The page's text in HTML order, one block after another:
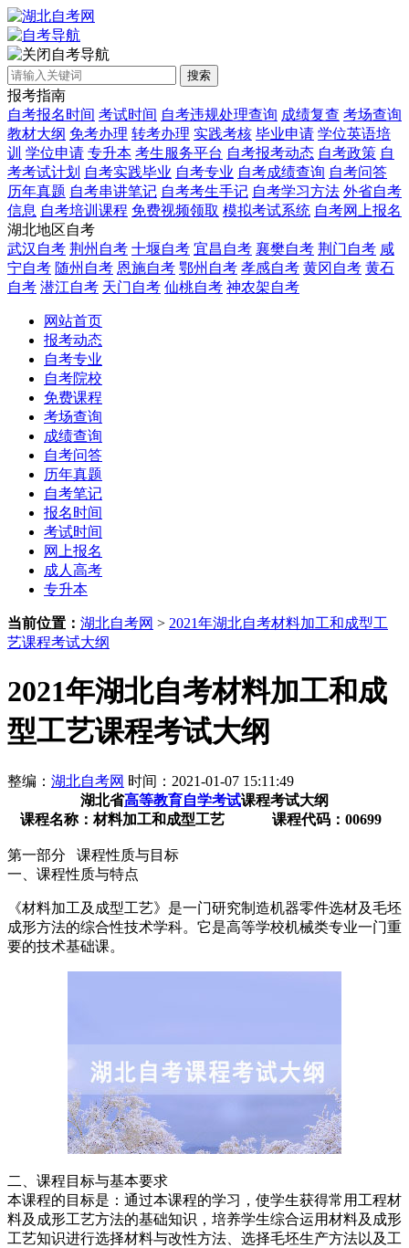
自考导航
搜索
报考指南
自考报名时间 考试时间 自考违规处理查询 成绩复查 考场查询
教材大纲 免考办理 转考办理 实践考核 毕业申请 学位英语培
训 学位申请 专升本 考生服务平台 自考报考动态 自考政策 自
考考试计划 自考实践毕业 自考专业 自考成绩查询 自考问答
历年真题 自考串讲笔记 自考考生手记 自考学习方法 外省自考
信息 自考培训课程 免费视频领取 模拟考试系统 自考网上报名
湖北地区自考
武汉自考 荆州自考 十堰自考 宜昌自考 襄樊自考 荆门自考 咸
宁自考 随州自考 恩施自考 鄂州自考 孝感自考 黄冈自考 黄石
自考 潜江自考 天门自考 仙桃自考 神农架自考
网站首页
报考动态
自考专业
自考院校
免费课程
考场查询
成绩查询
自考问答
历年真题
自考笔记
报名时间
考试时间
网上报名
成人高考
专升本
当前位置： 湖北自考网 > 2021年湖北自考材料加工和成型工
艺课程考试大纲
2021年湖北自考材料加工和成
型工艺课程考试大纲
整编： 湖北自考网 时间：2021-01-07 15:11:49
湖北省高等教育自学考试课程考试大纲
课程名称：材料加工和成型工艺 课程代码：00699
第一部分 课程性质与目标
一、课程性质与特点
《材料加工及成型工艺》是一门研究制造机器零件选材及毛坯
成形方法的综合性技术学科。它是高等学校机械类专业一门重
要的技术基础课。
二、课程目标与基本要求
本课程的目标是：通过本课程的学习，使学生获得常用工程材
料及成形工艺方法的基础知识，培养学生综合运用材料及成形
工艺知识进行选择材料与改性方法、选择毛坯生产方法以及工